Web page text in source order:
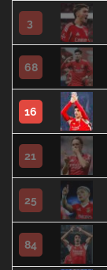
3
68
16
21
25
84